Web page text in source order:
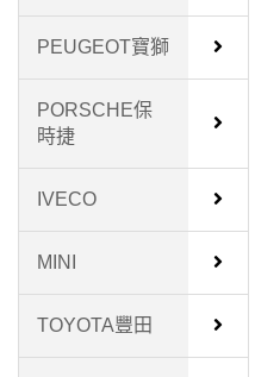
PEUGEOT寶獅
PORSCHE保
時捷
IVECO
MINI
TOYOTA豐田